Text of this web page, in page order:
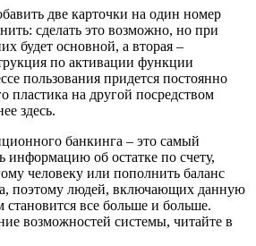
две карточки на один номер
сделать это возможно, но при
будет основной, а вторая –
по активации функции
пользования придется постоянно
пластика на другой посредством
здесь.
банкинга – это самый
информацию об остатке по счету,
человеку или пополнить баланс
поэтому людей, включающих данную
все больше и больше.
возможностей системы, читайте в